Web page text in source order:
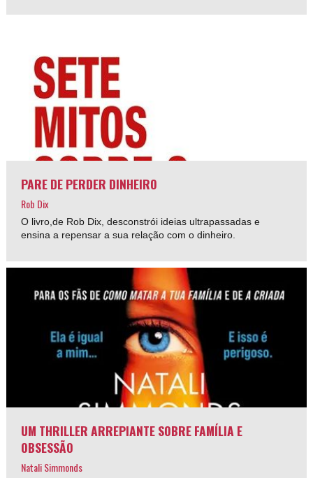
PARE DE PERDER DINHEIRO
Rob Dix
O livro,de Rob Dix, desconstrói ideias ultrapassadas e
ensina a repensar a sua relação com o dinheiro.
UM THRILLER ARREPIANTE SOBRE FAMÍLIA E
OBSESSÃO
Natali Simmonds